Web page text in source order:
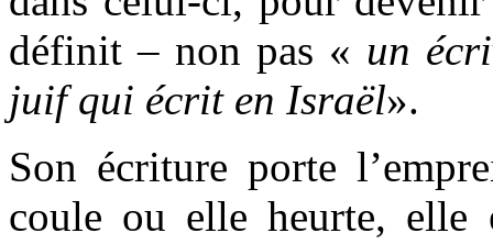
définit – non pas « un
juif qui écrit en Israël».
Son écriture porte
coule ou elle heurte, elle